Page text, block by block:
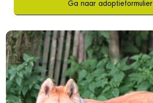
Ga naar adoptieformulier